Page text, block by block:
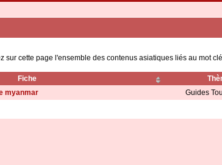
sur cette page l'ensemble des contenus asiatiques liés au mot clé
Fiche
myanmar
Guides